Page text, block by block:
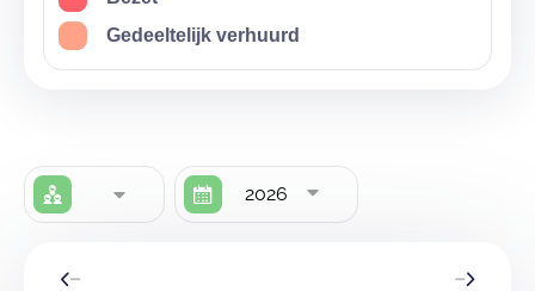
Gedeeltelijk verhuurd
2026